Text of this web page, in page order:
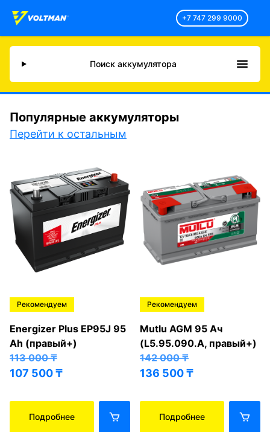
+7 747 299 9000
Поиск аккумулятора
Популярные аккумуляторы
Перейти к остальным
Рекомендуем
Energizer Plus EP95J 95
Ah (правый+)
113 000₸
107 500₸
Подробнее
Рекомендуем
Mutlu AGM 95 Ач
(L5.95.090.A, правый+)
142 000₸
136 500₸
Подробнее